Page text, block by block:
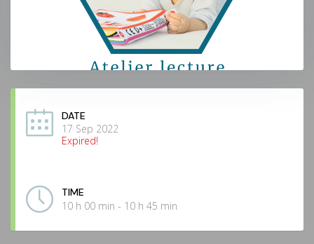
DATE
17 Sep 2022
Expired!
TIME
10 h 00 min - 10 h 45 min